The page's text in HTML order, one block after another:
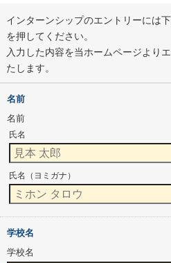
インターンシップのエントリーには
を押してください。
入力した内容を当ホームページより
たします。
名前
名前
氏名
氏名（ヨミガナ）
学校名
学校名